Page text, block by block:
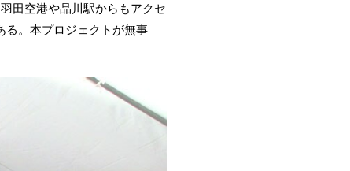
田空港や品川駅からもアクセ
る。本プロジェクトが無事